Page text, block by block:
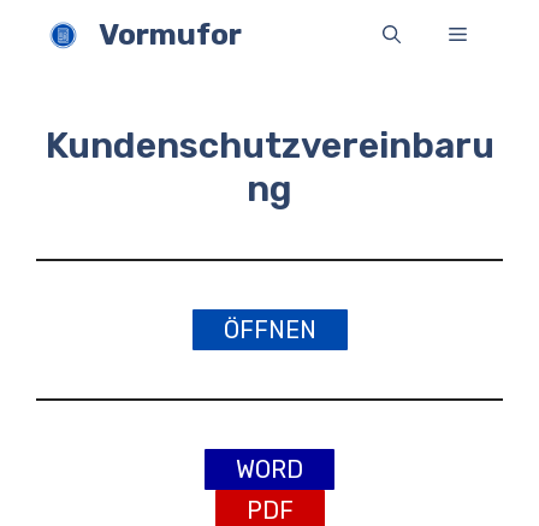
Inhalt
Vormufor Menü
Kundenschutzvereinbaru
ng
ÖFFNEN
WORD
PDF